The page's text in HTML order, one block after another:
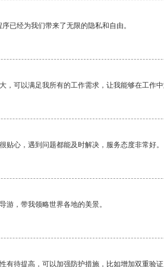
已经为我们带来了无限的隐私和自由。
，可以满足我所有的工作需求，让我能够在工作中
贴心，遇到问题都能及时解决，服务态度非常好。
游，带我领略世界各地的美景。
有待提高，可以加强防护措施，比如增加双重验证